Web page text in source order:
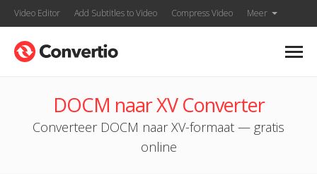
Video Editor Add Subtitles to Video Compress Video Meer
DOCM naar XV Converter
Converteer DOCM naar XV-formaat — gratis
online